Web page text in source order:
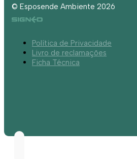
© Esposende Ambiente 2026
Política de Privacidade
Livro de reclamações
Ficha Técnica